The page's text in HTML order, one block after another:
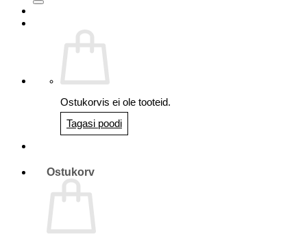
Ostukorvis ei ole tooteid.
Tagasi poodi
Ostukorv